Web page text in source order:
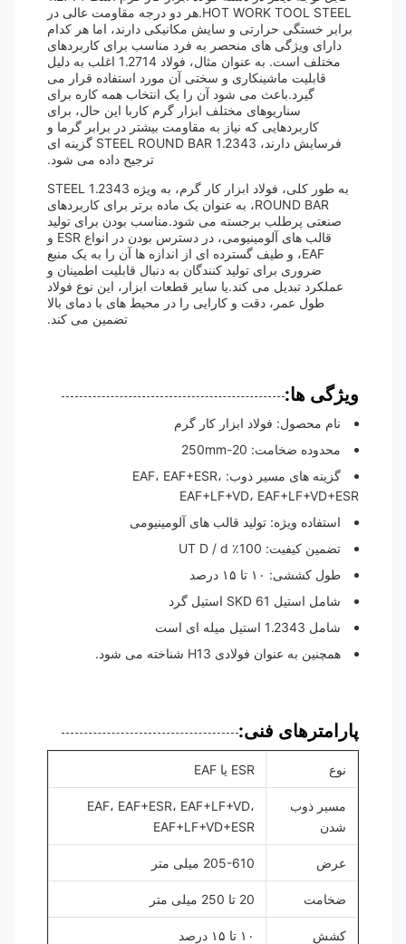
HOT WORK TOOL STEEL.هر دو درجه مقاومت عالی در
برابر خستگی حرارتی و سایش مکانیکی دارند، اما هر کدام
دارای ویژگی های منحصر به فرد مناسب برای کاربردهای
مختلف است. به عنوان مثال، فولاد 1.2714 اغلب به دلیل
قابلیت ماشینکاری و سختی آن مورد استفاده قرار می
گیرد.باعث می شود آن را یک انتخاب همه کاره برای
سناریوهای مختلف ابزار گرم کاربا این حال، برای
کاربردهایی که نیاز به مقاومت بیشتر در برابر گرما و
فرسایش دارند، 1.2343 STEEL ROUND BAR گزینه ای
ترجیح داده می شود.
به طور کلی، فولاد ابزار کار گرم، به ویژه 1.2343 STEEL
ROUND BAR، به عنوان یک ماده برتر برای کاربردهای
صنعتی پرطلب برجسته می شود.مناسب بودن برای تولید
قالب های آلومینیومی، در دسترس بودن در انواع ESR و
EAF، و طیف گسترده ای از اندازه ها آن را به یک منبع
ضروری برای تولید کنندگان به دنبال قابلیت اطمینان و
عملکرد تبدیل می کند.یا سایر قطعات ابزار، این نوع فولاد
طول عمر، دقت و کارایی را در محیط های با دمای بالا
تضمین می کند.
ویژگی ها:
نام محصول: فولاد ابزار کار گرم
محدوده ضخامت: 20-250mm
گزینه های مسیر ذوب: EAF، EAF+ESR،
EAF+LF+VD، EAF+LF+VD+ESR
استفاده ویژه: تولید قالب های آلومینیومی
تضمین کیفیت: 100٪ UT D / d
طول کششی: ۱۰ تا ۱۵ درصد
شامل استیل SKD 61 استیل گرد
شامل 1.2343 استیل میله ای است
همچنین به عنوان فولادی H13 شناخته می شود.
پارامترهای فنی:
مسیر ذوب
EAF، EAF+ESR، EAF+LF+VD،
EAF+LF+VD+ESR
205-610 میلی متر
ضخامت
کشش